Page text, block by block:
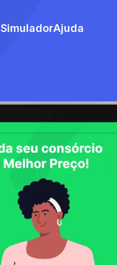
SimuladorAjuda